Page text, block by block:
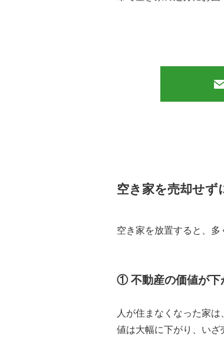
空き家を売却せず
空き家を放置すると、多
① 不動産の価値が下
人が住まなくなった家
値は大幅に下がり、い